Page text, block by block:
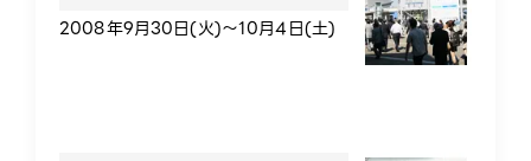
2008年9月30日(火)～10月4日(土)